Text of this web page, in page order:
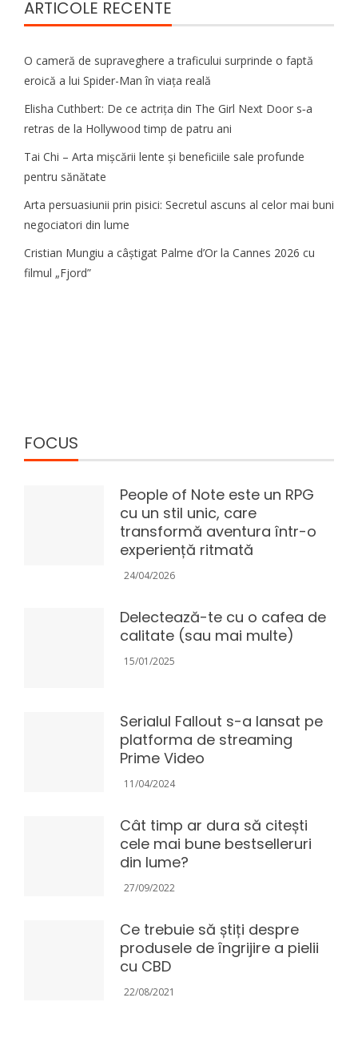
ARTICOLE RECENTE
O cameră de supraveghere a traficului surprinde o faptă
eroică a lui Spider-Man în viața reală
Elisha Cuthbert: De ce actrița din The Girl Next Door s‑a
retras de la Hollywood timp de patru ani
Tai Chi – Arta mișcării lente și beneficiile sale profunde
pentru sănătate
Arta persuasiunii prin pisici: Secretul ascuns al celor mai buni
negociatori din lume
Cristian Mungiu a câștigat Palme d’Or la Cannes 2026 cu
filmul „Fjord”
FOCUS
People of Note este un RPG
cu un stil unic, care
transformă aventura într-o
experiență ritmată
24/04/2026
Delectează-te cu o cafea de
calitate (sau mai multe)
15/01/2025
Serialul Fallout s-a lansat pe
platforma de streaming
Prime Video
11/04/2024
Cât timp ar dura să citești
cele mai bune bestselleruri
din lume?
27/09/2022
Ce trebuie să știți despre
produsele de îngrijire a pielii
cu CBD
22/08/2021